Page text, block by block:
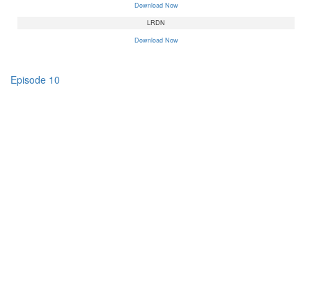
Download Now
LRDN
Download Now
Episode 10